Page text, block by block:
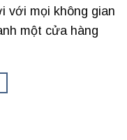
với mọi không gian
một cửa hàng